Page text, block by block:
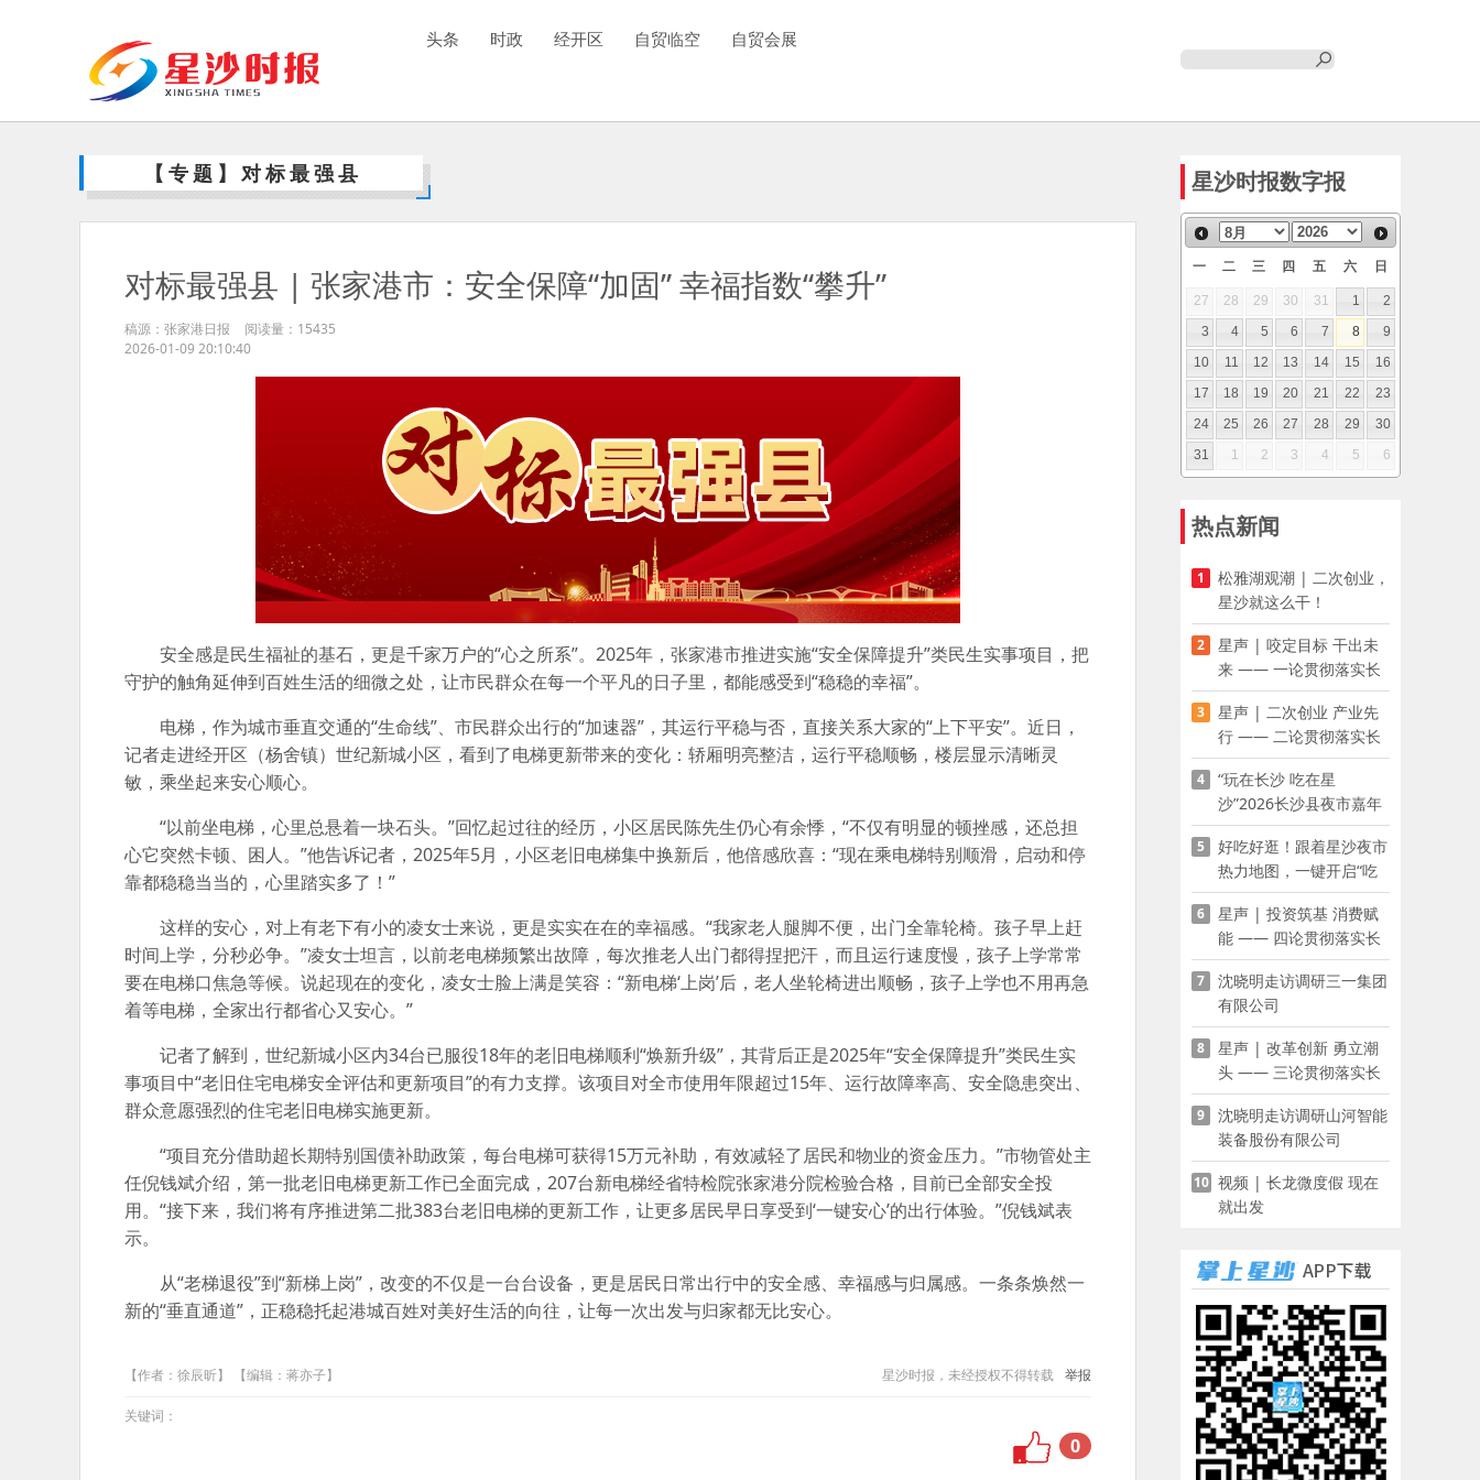
头条 时政 经开区 自贸临空 自贸会展
【专题】对标最强县
对标最强县 | 张家港市：安全保障“加固” 幸福指数“攀升”
稿源：张家港日报 阅读量： 15435
2026-01-09 20:10:40
安全感是民生福祉的基石，更是千家万户的“心之所系”。2025年，张家港市推进实施“安全保障提升”类民生实事项目，把
守护的触角延伸到百姓生活的细微之处，让市民群众在每一个平凡的日子里，都能感受到“稳稳的幸福”。
电梯，作为城市垂直交通的“生命线”、市民群众出行的“加速器”，其运行平稳与否，直接关系大家的“上下平安”。近日，
记者走进经开区（杨舍镇）世纪新城小区，看到了电梯更新带来的变化：轿厢明亮整洁，运行平稳顺畅，楼层显示清晰灵
敏，乘坐起来安心顺心。
“以前坐电梯，心里总悬着一块石头。”回忆起过往的经历，小区居民陈先生仍心有余悸，“不仅有明显的顿挫感，还总担
心它突然卡顿、困人。”他告诉记者，2025年5月，小区老旧电梯集中换新后，他倍感欣喜：“现在乘电梯特别顺滑，启动和停
靠都稳稳当当的，心里踏实多了！”
这样的安心，对上有老下有小的凌女士来说，更是实实在在的幸福感。“我家老人腿脚不便，出门全靠轮椅。孩子早上赶
时间上学，分秒必争。”凌女士坦言，以前老电梯频繁出故障，每次推老人出门都得捏把汗，而且运行速度慢，孩子上学常常
要在电梯口焦急等候。说起现在的变化，凌女士脸上满是笑容：“新电梯‘上岗’后，老人坐轮椅进出顺畅，孩子上学也不用再急
着等电梯，全家出行都省心又安心。”
记者了解到，世纪新城小区内34台已服役18年的老旧电梯顺利“焕新升级”，其背后正是2025年“安全保障提升”类民生实
事项目中“老旧住宅电梯安全评估和更新项目”的有力支撑。该项目对全市使用年限超过15年、运行故障率高、安全隐患突出、
群众意愿强烈的住宅老旧电梯实施更新。
“项目充分借助超长期特别国债补助政策，每台电梯可获得15万元补助，有效减轻了居民和物业的资金压力。”市物管处主
任倪钱斌介绍，第一批老旧电梯更新工作已全面完成，207台新电梯经省特检院张家港分院检验合格，目前已全部安全投
用。“接下来，我们将有序推进第二批383台老旧电梯的更新工作，让更多居民早日享受到‘一键安心’的出行体验。”倪钱斌表
示。
从“老梯退役”到“新梯上岗”，改变的不仅是一台台设备，更是居民日常出行中的安全感、幸福感与归属感。一条条焕然一
新的“垂直通道”，正稳稳托起港城百姓对美好生活的向往，让每一次出发与归家都无比安心。
【作者：徐辰昕】 【编辑：蒋亦子】 星沙时报，未经授权不得转载 举报
关键词：
0
星沙时报数字报
一 二 三 四 五 六 日
27 28 29 30 31 1
2
3
4 5 6 7 8
9
10
11 12 13 14 15
16
17
18 19 20 21 22
23
24
25 26 27 28 29
30
31
1 2 3 4 5 6
热点新闻
1
松雅湖观潮 | 二次创业，
星沙就这么干！
2
星声 | 咬定目标 干出未
来 —— 一论贯彻落实长
沙县第十五次党代会精神
3
星声 | 二次创业 产业先
行 —— 二论贯彻落实长
沙县第十五次党代会精神
4
“玩在长沙 吃在星
沙”2026长沙县夜市嘉年
华启幕
5
好吃好逛！跟着星沙夜市
热力地图，一键开启“吃
喝玩乐”模式
6
星声 | 投资筑基 消费赋
能 —— 四论贯彻落实长
沙县第十五次党代会精神
7
沈晓明走访调研三一集团
有限公司
8
星声 | 改革创新 勇立潮
头 —— 三论贯彻落实长
沙县第十五次党代会精神
9
沈晓明走访调研山河智能
装备股份有限公司
10 视频 | 长龙微度假 现在
就出发